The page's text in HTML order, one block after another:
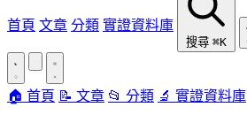
首頁 文章 分類 實證資料庫
搜尋 ⌘K
🏠 首頁 📝 文章 📂 分類 🔬 實證資料庫